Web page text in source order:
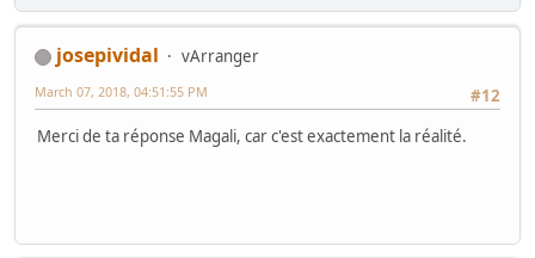
josepividal
vArranger
#12
March 07, 2018, 04:51:55 PM
Merci de ta réponse Magali, car c'est exactement la réalité.